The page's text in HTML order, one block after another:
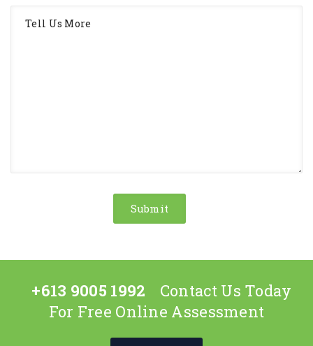
+613 9005 1992
Contact Us Today
For Free Online Assessment